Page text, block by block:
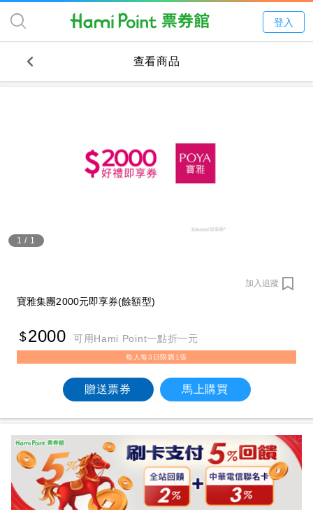
登入
查看商品
1 / 1
加入追蹤
寶雅集團2000元即享券(餘額型)
2000 可用Hami Point一點折一元
每人每3日限購1張
贈送票券 馬上購買